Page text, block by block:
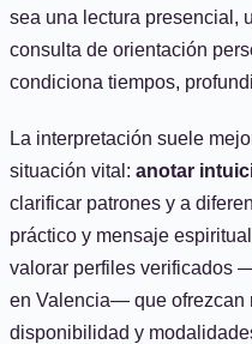
sea una lectura presencial,
consulta de orientación
condiciona tiempos,
La interpretación suele
situación vital: anotar
clarificar patrones y a
práctico y mensaje
valorar perfiles verificados
en Valencia— que ofrezcan
disponibilidad y